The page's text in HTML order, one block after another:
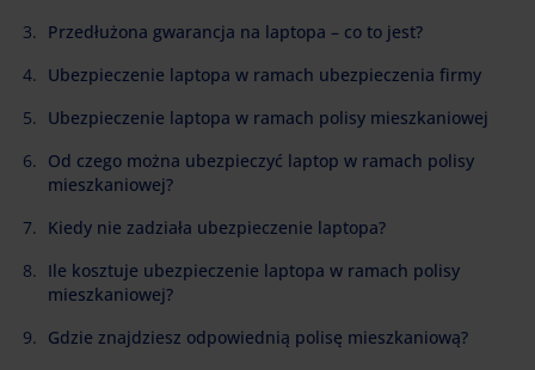
Przedłużona gwarancja na laptopa – co to jest?
Ubezpieczenie laptopa w ramach ubezpieczenia firmy
Ubezpieczenie laptopa w ramach polisy mieszkaniowej
Od czego można ubezpieczyć laptop w ramach polisy
mieszkaniowej?
Kiedy nie zadziała ubezpieczenie laptopa?
Ile kosztuje ubezpieczenie laptopa w ramach polisy
mieszkaniowej?
Gdzie znajdziesz odpowiednią polisę mieszkaniową?